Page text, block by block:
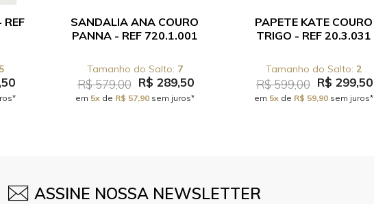
REF
5
SANDALIA ANA COURO
PANNA - REF 720.1.001
7
R$ 579,00 R$ 289,50
em 5xde R$ 57,90sem juros*
PAPETE KATE COURO
TRIGO - REF 20.3.031
2
R$ 599,00 R$ 299,50
em 5xde R$ 59,90sem juros*
ASSINE NOSSA NEWSLETTER